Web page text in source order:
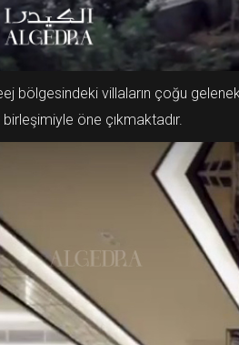
bölgesindeki villaların çoğu
öne çıkmaktadır.